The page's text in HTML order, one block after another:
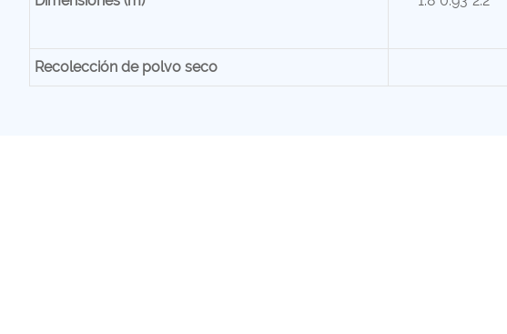
Recolección de polvo seco